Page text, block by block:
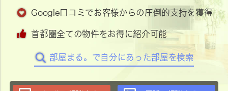
Google口コミでお客様からの圧倒的支持を獲得
首都圏全ての物件をお得に紹介可能
部屋まる。で自分にあった部屋を検索